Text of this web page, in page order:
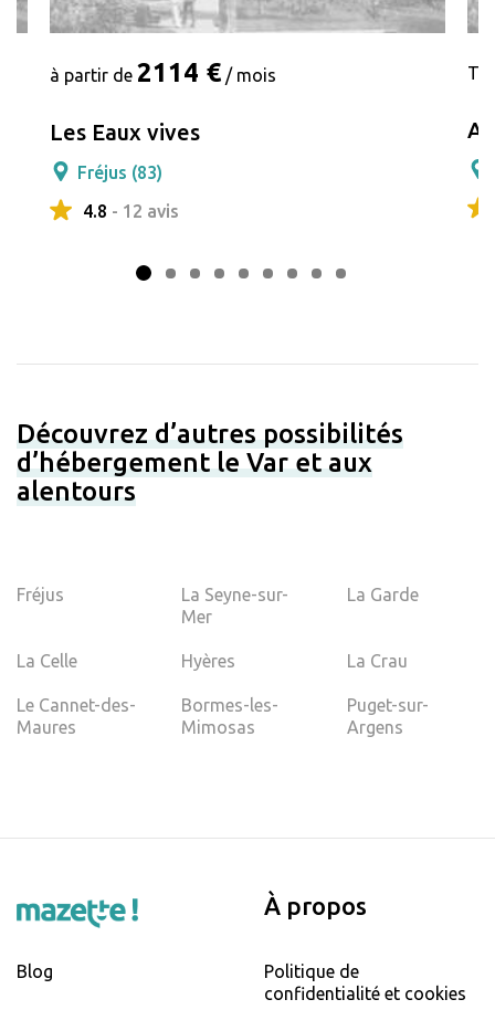
à partir de 2114 € / mois
Les Eaux vives
Fréjus (83)
4.8 - 12 avis
Découvrez d’autres possibilités
d’hébergement le Var et aux
alentours
Fréjus
La Seyne-sur-
Mer
La Garde
La Celle Hyères La Crau
Le Cannet-des-
Maures
Bormes-les-
Mimosas
Puget-sur-
Argens
Blog
À propos
Politique de
confidentialité et cookies